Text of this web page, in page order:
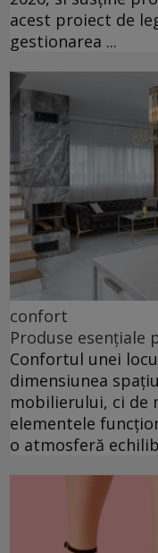
acest proiect de
gestionarea ...
confort
Produse
Confortul unei
dimensiunea
mobilierului, ci de
elementele
o atmosferă